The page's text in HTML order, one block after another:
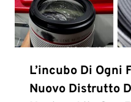
L’incubo Di Ogni
Nuovo Distrutto